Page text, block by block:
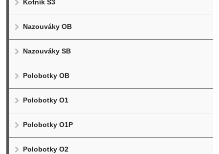
Kotník S3
Nazouváky OB
Nazouváky SB
Polobotky OB
Polobotky O1
Polobotky O1P
Polobotky O2